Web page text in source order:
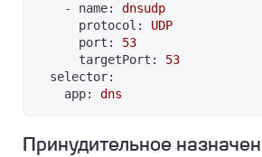
-
name:
dnsudp
protocol:
UDP
port:
53
targetPort:
53
selector:
app:
dns
Принудительное